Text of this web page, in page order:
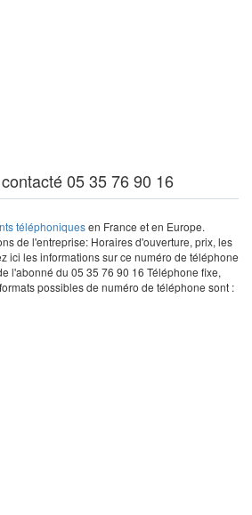
05 35 76 90 16
téléphoniquesen France et en Europe.
de l'entreprise: Horaires d'ouverture, prix, les
ici les informations sur ce numéro de téléphone
l'abonné du 05 35 76 90 16 Téléphone fixe,
possibles de numéro de téléphone sont :